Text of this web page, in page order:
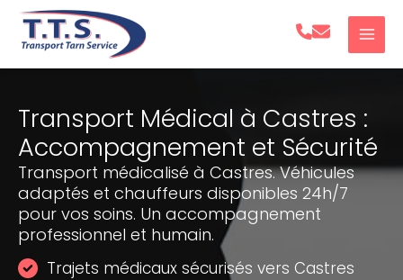
Aller
Transport Médical à Castres :
Accompagnement et Sécurité
Transport médicalisé à Castres. Véhicules
adaptés et chauffeurs disponibles 24h/7
pour vos soins. Un accompagnement
professionnel et humain.
Trajets médicaux sécurisés vers Castres